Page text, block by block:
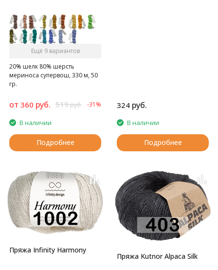
Ещё 9 вариантов
20% шелк 80% шерсть
мериноса супервош, 330 м, 50
гр.
шелком
от 360 руб. 519руб. -31%
В наличии
Подробнее
324 руб.
В наличии
Подробнее
Пряжа Infinity Harmony
Пряжа Kutnor Alpaca Silk